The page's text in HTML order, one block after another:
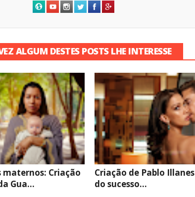
ALGUM DESTES POSTS LHE INTERESSE
maternos: Criação
Gua...
Criação de Pablo Illanes
do sucesso...